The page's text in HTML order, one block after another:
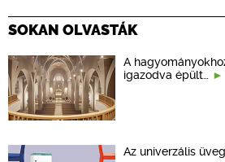
SOKAN OLVASTÁK
A
igazodva épült…
Az univerzális